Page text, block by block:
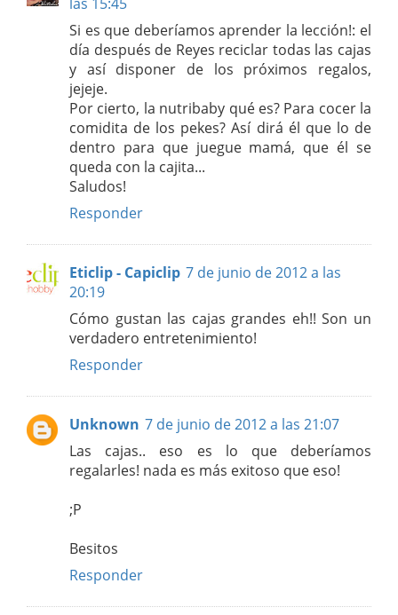
Si es que deberíamos aprender la lección!: el
día después de Reyes reciclar todas las cajas
y así disponer de los próximos regalos,
jejeje.
Por cierto, la nutribaby qué es? Para cocer la
comidita de los pekes? Así dirá él que lo de
dentro para que juegue mamá, que él se
queda con la cajita...
Saludos!
Responder
Eticlip - Capiclip 7 de junio de 2012 a las
20:19
Cómo gustan las cajas grandes eh!! Son un
verdadero entretenimiento!
Responder
Unknown 7 de junio de 2012 a las 21:07
Las cajas.. eso es lo que deberíamos
regalarles! nada es más exitoso que eso!
;P
Besitos
Responder